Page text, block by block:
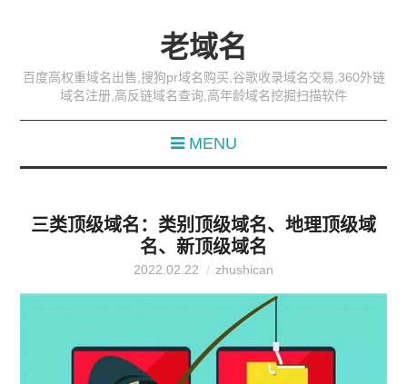
老域名
百度高权重域名出售,搜狗pr域名购买,谷歌收录域名交易,360外链
域名注册,高反链域名查询,高年龄域名挖掘扫描软件
MENU
三类顶级域名：类别顶级域名、地理顶级域
名、新顶级域名
2022.02.22 zhushican